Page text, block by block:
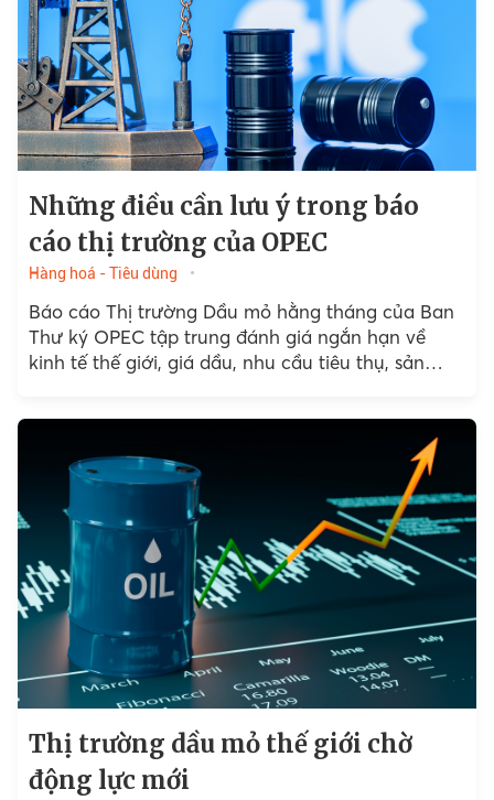
Những điều cần lưu ý trong báo
cáo thị trường của OPEC
Hàng hoá - Tiêu dùng
Báo cáo Thị trường Dầu mỏ hằng tháng của Ban
Thư ký OPEC tập trung đánh giá ngắn hạn về
kinh tế thế giới, giá dầu, nhu cầu tiêu thụ, sản
Thị trường dầu mỏ thế giới chờ
động lực mới